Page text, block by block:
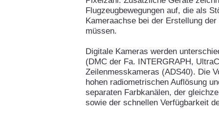
Flugzeugbewegungen auf, die als
Kameraachse bei der Erstellung
müssen.
Digitale Kameras werden
(DMC der Fa. INTERGRAPH,
Zeilenmesskameras (ADS40). Die
hohen radiometrischen Auflösung
separaten Farbkanälen, der
sowie der schnellen Verfügbarkeit